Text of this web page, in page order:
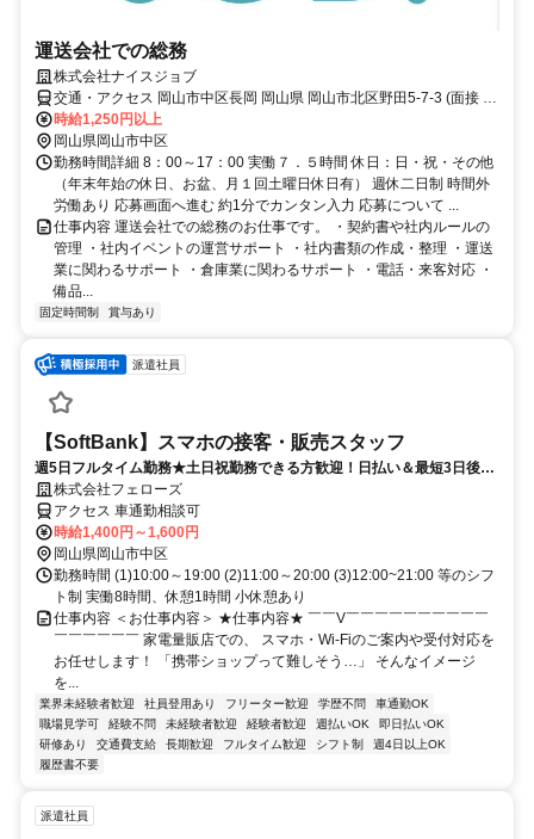
運送会社での総務
株式会社ナイスジョブ
交通・アクセス 岡山市中区長岡 岡山県 岡山市北区野田5-7-3 (面接 株
式会社ナイスジョブ)
時給1,250円以上
岡山県岡山市中区
勤務時間詳細 8：00～17：00 実働７．５時間 休日：日・祝・その他
（年末年始の休日、お盆、月１回土曜日休日有） 週休二日制 時間外
労働あり 応募画面へ進む 約1分でカンタン入力 応募について ...
仕事内容 運送会社での総務のお仕事です。 ・契約書や社内ルールの
管理 ・社内イベントの運営サポート ・社内書類の作成・整理 ・運送
業に関わるサポート ・倉庫業に関わるサポート ・電話・来客対応 ・
備品...
固定時間制 賞与あり
派遣社員
【SoftBank】スマホの接客・販売スタッフ
週5日フルタイム勤務★土日祝勤務できる方歓迎！日払い＆最短3日後か
ら勤務スタート♪
株式会社フェローズ
アクセス 車通勤相談可
時給1,400円～1,600円
岡山県岡山市中区
勤務時間 (1)10:00～19:00 (2)11:00～20:00 (3)12:00~21:00 等のシフ
ト制 実働8時間、休憩1時間 小休憩あり
仕事内容 ＜お仕事内容＞ ★仕事内容★ ￣￣V￣￣￣￣￣￣￣￣￣￣
￣￣￣￣￣￣ 家電量販店での、 スマホ・Wi-Fiのご案内や受付対応を
お任せします！ 「携帯ショップって難しそう…」 そんなイメージ
を...
業界未経験者歓迎 社員登用あり フリーター歓迎 学歴不問
車通勤OK
職場見学可
経験不問 未経験者歓迎 経験者歓迎 週払いOK
即日払いOK
研修あり
交通費支給 長期歓迎 フルタイム歓迎 シフト制
週4日以上OK
履歴書不要
派遣社員